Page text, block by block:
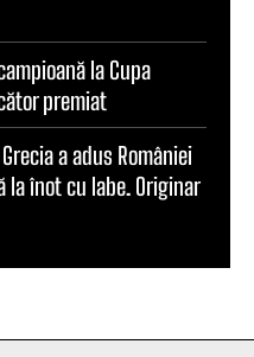
la Cupa
premiat
a adus României
la înot cu labe. Originar